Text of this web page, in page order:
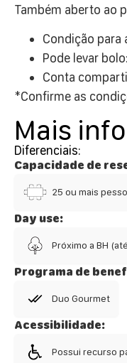
Também aberto ao
Condição para
Pode levar
Conta
*Confirme as
Mais
Diferenciais:
Capacidade de
25 ou mais
Day use:
Próximo a BH
Programa de
Duo Gourmet
Acessibilidade:
Possui recurso